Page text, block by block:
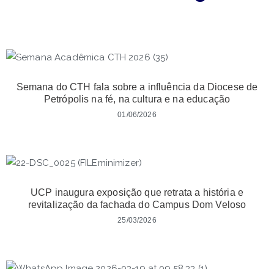
Semana do CTH fala sobre a influência da Diocese de
Petrópolis na fé, na cultura e na educação
01/06/2026
UCP inaugura exposição que retrata a história e
revitalização da fachada do Campus Dom Veloso
25/03/2026